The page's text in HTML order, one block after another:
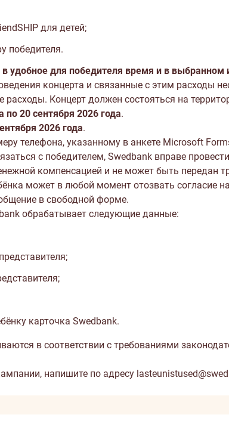
для детей;
победителя.
удобное для победителя время и в выбранном
концерта и связанные с этим расходы
расходы. Концерт должен состояться на
по 20 сентября 2026 года.
2026 года.
телефона, указанному в анкете Microsoft
с победителем, Swedbank вправе
компенсацией и не может быть передан
может в любой момент отозвать согласие
в свободной форме.
обрабатывает следующие данные:
карточка Swedbank.
в соответствии с требованиями
напишите по адресу